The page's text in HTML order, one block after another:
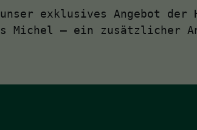
unser exklusives Angebot
Michel – ein zusätzlicher